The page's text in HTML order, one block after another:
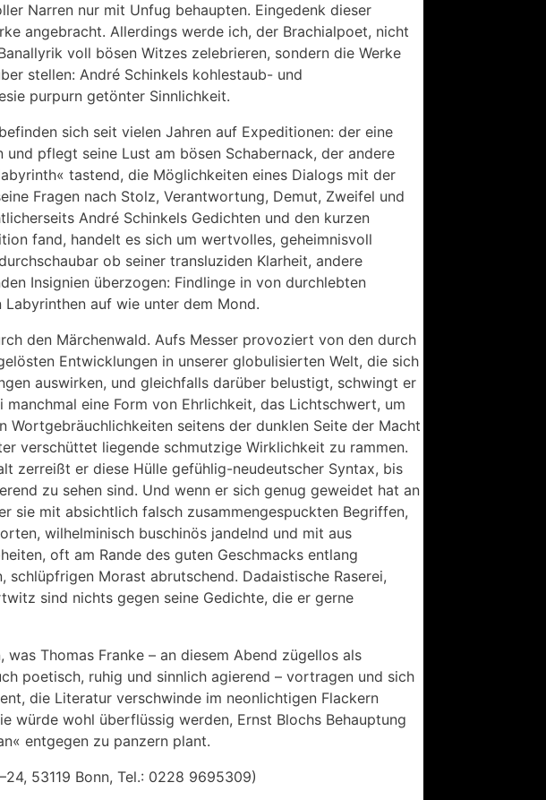
Narren nur mit Unfug behaupten. Eingedenk dieser
angebracht. Allerdings werde ich, der Brachialpoet, nicht
voll bösen Witzes zelebrieren, sondern die Werke
stellen: André Schinkels kohlestaub- und
purpurn getönter Sinnlichkeit.
sich seit vielen Jahren auf Expeditionen: der eine
pflegt seine Lust am bösen Schabernack, der andere
tastend, die Möglichkeiten eines Dialogs mit der
Fragen nach Stolz, Verantwortung, Demut, Zweifel und
André Schinkels Gedichten und den kurzen
fand, handelt es sich um wertvolles, geheimnisvoll
ob seiner transluziden Klarheit, andere
Insignien überzogen: Findlinge in von durchlebten
auf wie unter dem Mond.
den Märchenwald. Aufs Messer provoziert von den durch
Entwicklungen in unserer globulisierten Welt, die sich
auswirken, und gleichfalls darüber belustigt, schwingt er
eine Form von Ehrlichkeit, das Lichtschwert, um
Wortgebräuchlichkeiten seitens der dunklen Seite der Macht
verschüttet liegende schmutzige Wirklichkeit zu rammen.
zerreißt er diese Hülle gefühlig-neudeutscher Syntax, bis
zu sehen sind. Und wenn er sich genug geweidet hat an
sie mit absichtlich falsch zusammengespuckten Begriffen,
wilhelminisch buschinös jandelnd und mit aus
oft am Rande des guten Geschmacks entlang
schlüpfrigen Morast abrutschend. Dadaistische Raserei,
sind nichts gegen seine Gedichte, die er gerne
Thomas Franke – an diesem Abend zügellos als
poetisch, ruhig und sinnlich agierend – vortragen und sich
die Literatur verschwinde im neonlichtigen Flackern
würde wohl überflüssig werden, Ernst Blochs Behauptung
entgegen zu panzern plant.
53119 Bonn, Tel.: 0228 9695309)